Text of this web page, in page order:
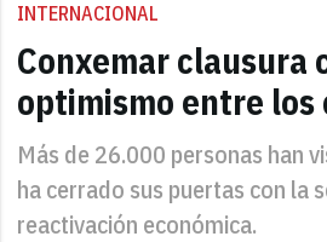
INTERNACIONAL
Conxemar clausura
optimismo entre los
Más de 26.000 personas han
ha cerrado sus puertas con la
reactivación económica.